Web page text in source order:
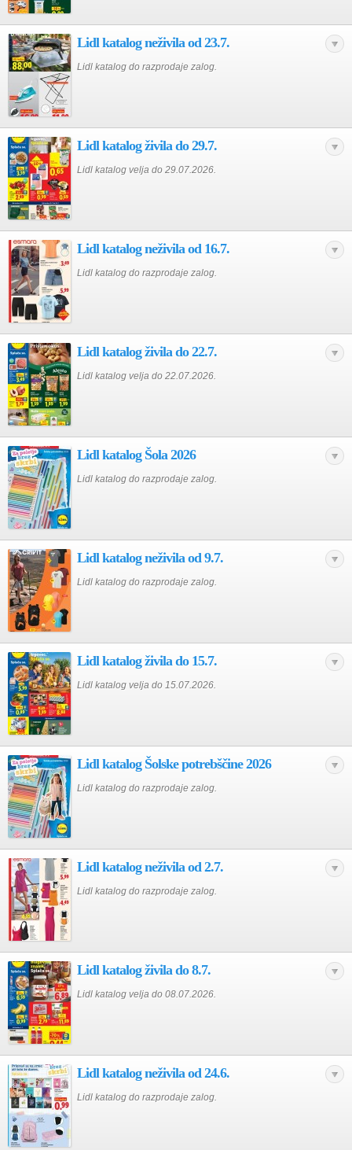
Lidl katalog neživila od 23.7.
Lidl katalog do razprodaje zalog.
Lidl katalog živila do 29.7.
Lidl katalog velja do 29.07.2026.
Lidl katalog neživila od 16.7.
Lidl katalog do razprodaje zalog.
Lidl katalog živila do 22.7.
Lidl katalog velja do 22.07.2026.
Lidl katalog Šola 2026
Lidl katalog do razprodaje zalog.
Lidl katalog neživila od 9.7.
Lidl katalog do razprodaje zalog.
Lidl katalog živila do 15.7.
Lidl katalog velja do 15.07.2026.
Lidl katalog Šolske potrebščine 2026
Lidl katalog do razprodaje zalog.
Lidl katalog neživila od 2.7.
Lidl katalog do razprodaje zalog.
Lidl katalog živila do 8.7.
Lidl katalog velja do 08.07.2026.
Lidl katalog neživila od 24.6.
Lidl katalog do razprodaje zalog.